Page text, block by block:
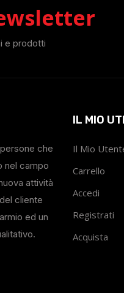
e prodotti
che
nel campo
attività
cliente
ed un
IL MIO
Il Mio
Carrello
Accedi
Registrati
Acquista